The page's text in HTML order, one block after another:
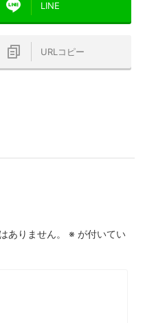
LINE
URLコピー
ありません。 ※ が付いてい